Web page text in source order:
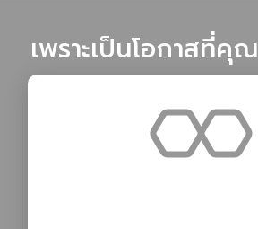
เพราะเป็นโอกาสที่คุณ